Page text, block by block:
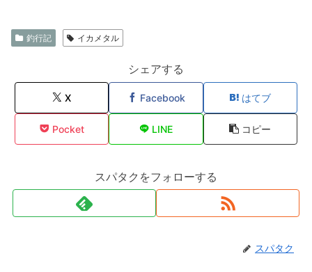
釣行記 イカメタル
シェアする
X Facebook はてブ
Pocket LINE コピー
スパタクをフォローする
スパタク